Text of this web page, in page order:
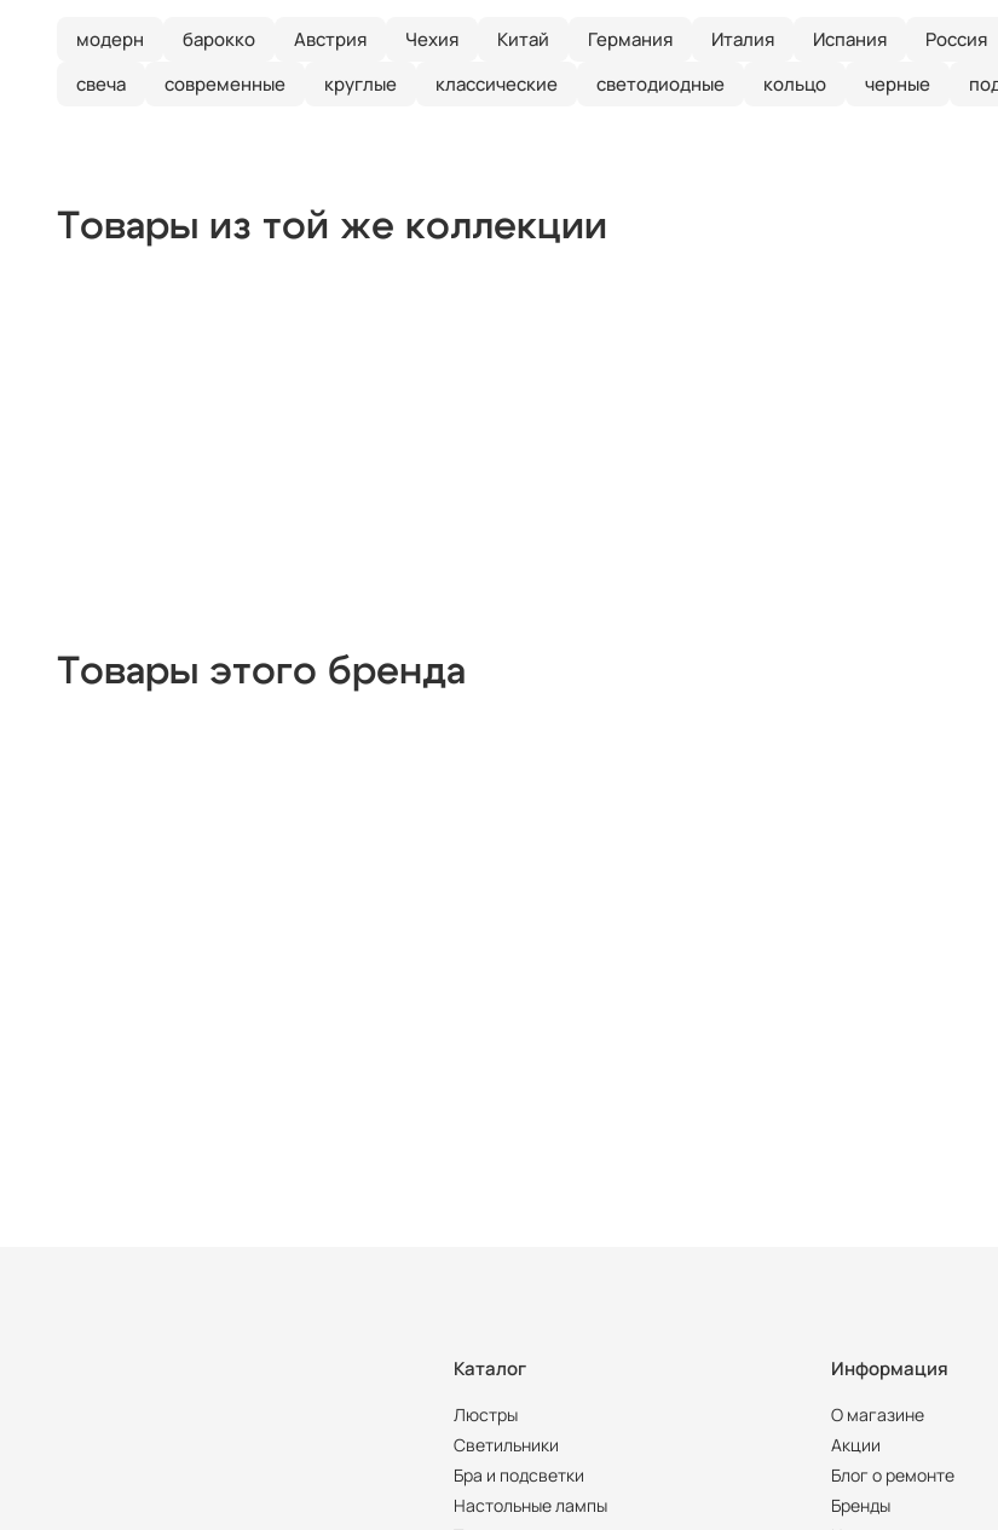
модерн барокко Австрия Чехия Китай Германия Италия Испания Россия
свеча
современные круглые классические светодиодные кольцо черные
Товары из той же коллекции
Товары этого бренда
Каталог
Люстры
Светильники
Бра и подсветки
Настольные лампы
Информация
О магазине
Акции
Блог о ремонте
Бренды